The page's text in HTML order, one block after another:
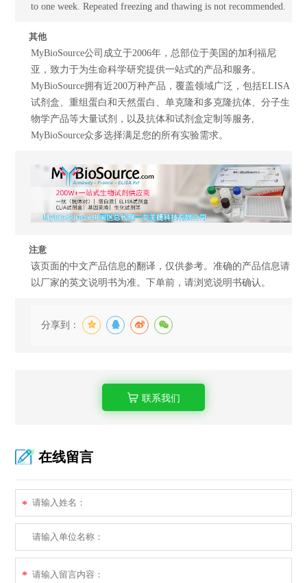
to one week. Repeated freezing and thawing is not recommended.
其他
MyBioSource公司成立于2006年，总部位于美国的加利福尼
亚，致力于为生命科学研究提供一站式的产品和服务。
MyBioSource拥有近200万种产品，覆盖领域广泛，包括ELISA
试剂盒、重组蛋白和天然蛋白、单克隆和多克隆抗体、分子生
物学产品等大量试剂，以及抗体和试剂盒定制等服务,
MyBioSource众多选择满足您的所有实验需求。
注意
该页面的中文产品信息的翻译，仅供参考。准确的产品信息请
以厂家的英文说明书为准。下单前，请浏览说明书确认。
分享到：
联系我们
在线留言
*
*